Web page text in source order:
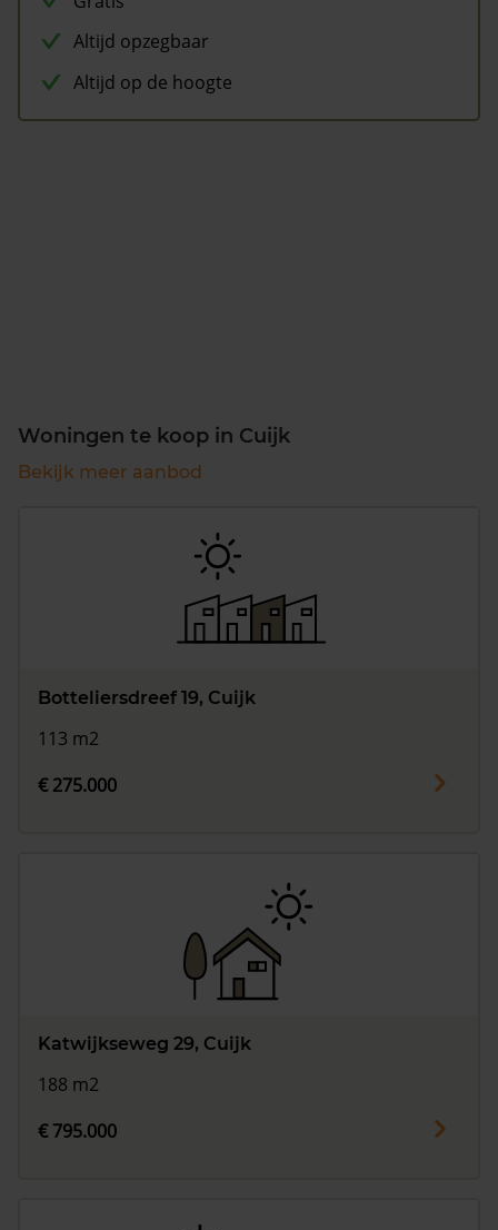
Altijd opzegbaar
Altijd op de hoogte
Woningen te koop in Cuijk
Bekijk meer aanbod
Botteliersdreef 19, Cuijk
113 m2
€ 275.000
Katwijkseweg 29, Cuijk
188 m2
€ 795.000